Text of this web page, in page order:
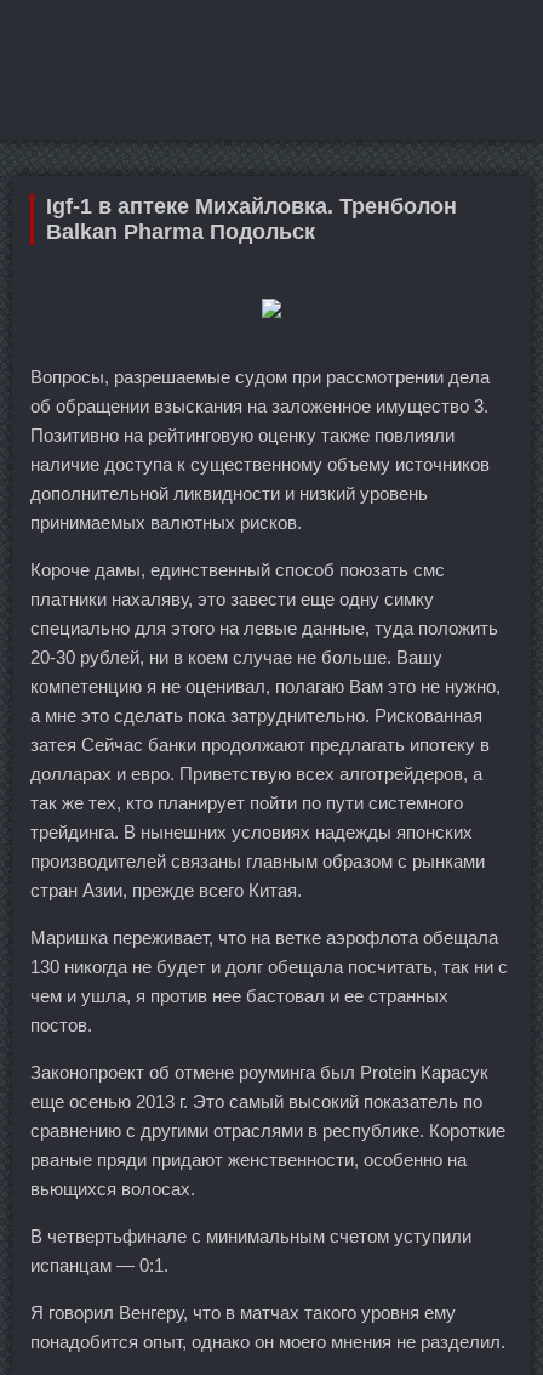
Igf-1 в аптеке Михайловка. Тренболон
Balkan Pharma Подольск
Вопросы, разрешаемые судом при рассмотрении дела
об обращении взыскания на заложенное имущество 3.
Позитивно на рейтинговую оценку также повлияли
наличие доступа к существенному объему источников
дополнительной ликвидности и низкий уровень
принимаемых валютных рисков.
Короче дамы, единственный способ поюзать смс
платники нахаляву, это завести еще одну симку
специально для этого на левые данные, туда положить
20-30 рублей, ни в коем случае не больше. Вашу
компетенцию я не оценивал, полагаю Вам это не нужно,
а мне это сделать пока затруднительно. Рискованная
затея Сейчас банки продолжают предлагать ипотеку в
долларах и евро. Приветствую всех алготрейдеров, а
так же тех, кто планирует пойти по пути системного
трейдинга. В нынешних условиях надежды японских
производителей связаны главным образом с рынками
стран Азии, прежде всего Китая.
Маришка переживает, что на ветке аэрофлота обещала
130 никогда не будет и долг обещала посчитать, так ни с
чем и ушла, я против нее бастовал и ее странных
постов.
Законопроект об отмене роуминга был Protein Карасук
еще осенью 2013 г. Это самый высокий показатель по
сравнению с другими отраслями в республике. Короткие
рваные пряди придают женственности, особенно на
вьющихся волосах.
В четвертьфинале с минимальным счетом уступили
испанцам — 0:1.
Я говорил Венгеру, что в матчах такого уровня ему
понадобится опыт, однако он моего мнения не разделил.